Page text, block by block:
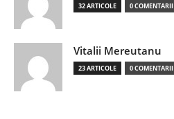
32 ARTICOLE 0 COMENTARII
Vitalii Mereutanu
23 ARTICOLE 0 COMENTARII